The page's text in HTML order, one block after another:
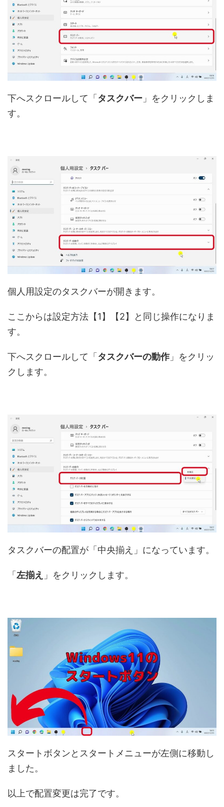
下へスクロールして「 タスクバー 」をクリックしま
す。
個人用設定のタスクバーが開きます。
ここからは設定方法【1】【2】と同じ操作になりま
す。
下へスクロールして「 タスクバーの動作」をクリッ
クします。
タスクバーの配置が「中央揃え」になっています。
「 左揃え 」をクリックします。
スタートボタンとスタートメニューが左側に移動し
ました。
以上で配置変更は完了です。